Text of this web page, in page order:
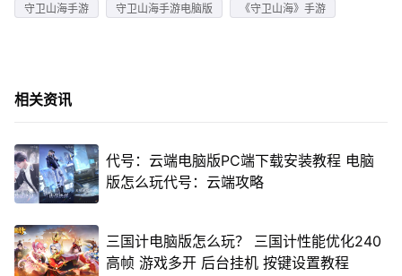
守卫山海手游
守卫山海手游电脑版 《守卫山海》手游
相关资讯
代号：云端电脑版PC端下载安装教程 电脑
版怎么玩代号：云端攻略
三国计电脑版怎么玩？ 三国计性能优化240
高帧 游戏多开 后台挂机 按键设置教程